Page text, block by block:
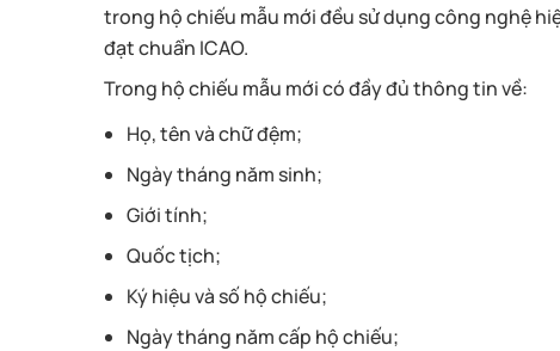
trong hộ chiếu mẫu mới đều sử dụng công nghệ
đạt chuẩn ICAO.
Trong hộ chiếu mẫu mới có đầy đủ thông tin về:
Họ, tên và chữ đệm;
Ngày tháng năm sinh;
Giới tính;
Quốc tịch;
Ký hiệu và số hộ chiếu;
Ngày tháng năm cấp hộ chiếu;